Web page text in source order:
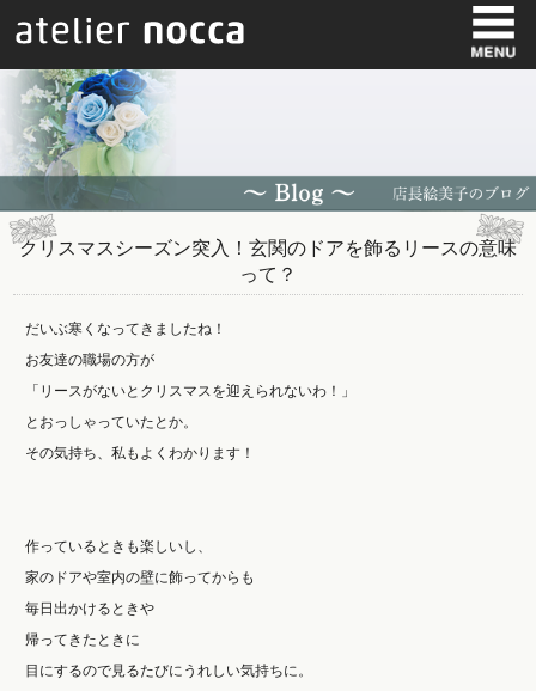
クリスマスシーズン突入！玄関のドアを飾るリースの意味
って？
だいぶ寒くなってきましたね！
お友達の職場の方が
「リースがないとクリスマスを迎えられないわ！」
とおっしゃっていたとか。
その気持ち、私もよくわかります！
作っているときも楽しいし、
家のドアや室内の壁に飾ってからも
毎日出かけるときや
帰ってきたときに
目にするので見るたびにうれしい気持ちに。